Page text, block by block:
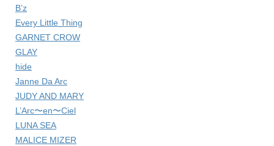
B’z
Every Little Thing
GARNET CROW
GLAY
hide
Janne Da Arc
JUDY AND MARY
L’Arc〜en〜Ciel
LUNA SEA
MALICE MIZER